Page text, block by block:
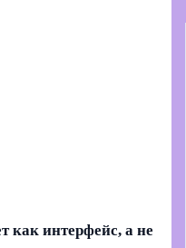
как интерфейс, а не